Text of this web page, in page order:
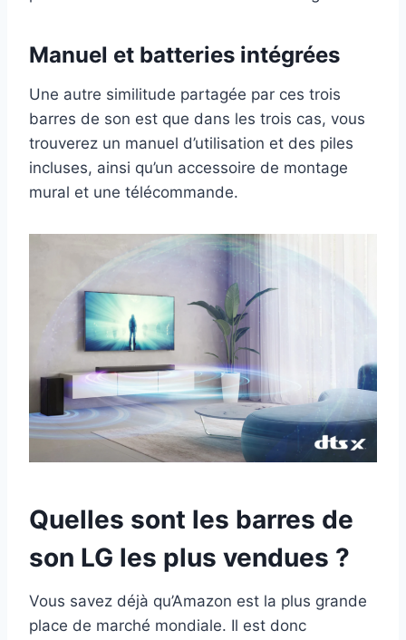
Manuel et batteries intégrées
Une autre similitude partagée par ces trois
barres de son est que dans les trois cas, vous
trouverez un manuel d’utilisation et des piles
incluses, ainsi qu’un accessoire de montage
mural et une télécommande.
Quelles sont les barres de
son LG les plus vendues ?
Vous savez déjà qu’Amazon est la plus grande
place de marché mondiale. Il est donc